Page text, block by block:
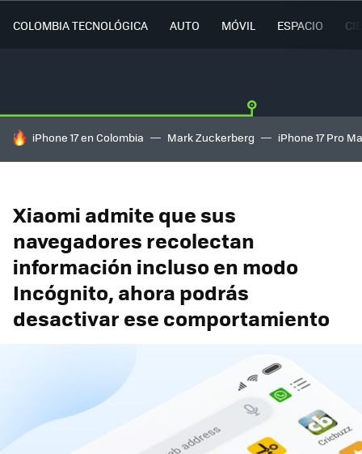
COLOMBIA TECNOLÓGICA AUTO MÓVIL ESPACIO
HOY SE HABLA DE
iPhone 17 en Colombia Mark Zuckerberg iPhone 17 Pro
Xiaomi admite que sus
navegadores recolectan
información incluso en modo
Incógnito, ahora podrás
desactivar ese comportamiento